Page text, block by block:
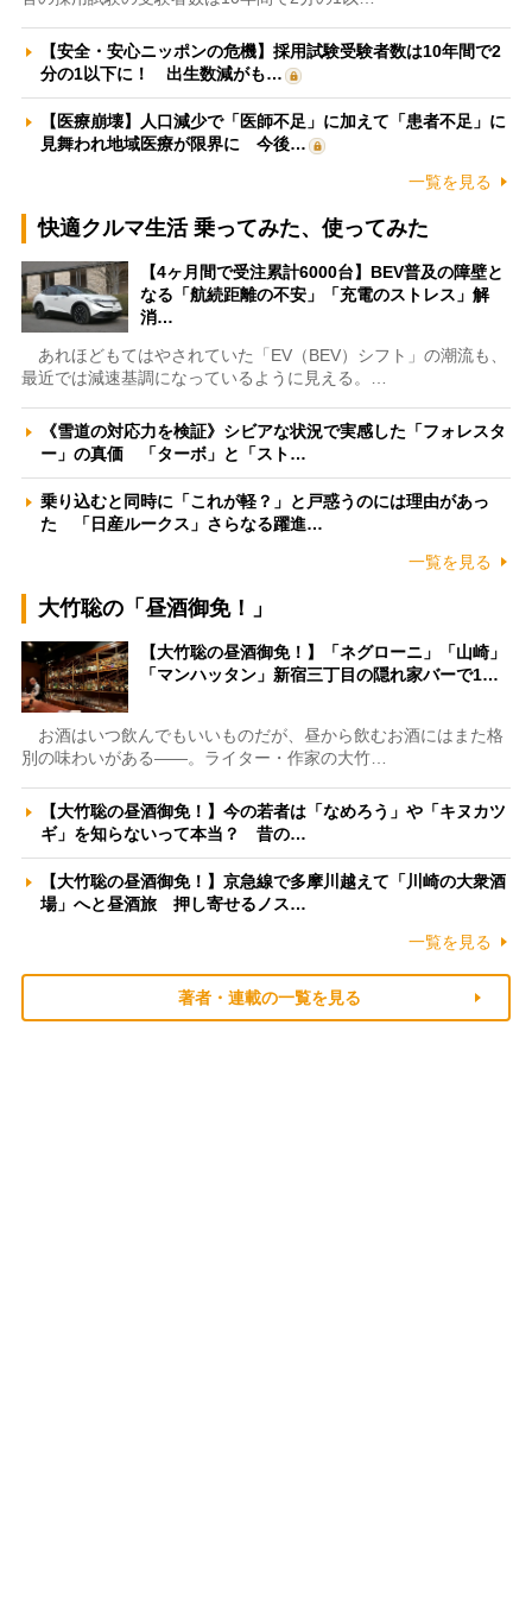
【安全・安心ニッポンの危機】採用試験受験者数は10年間で2
分の1以下に！ 出生数減がも…
【医療崩壊】人口減少で「医師不足」に加えて「患者不足」に
見舞われ地域医療が限界に 今後…
一覧を見る
快適クルマ生活 乗ってみた、使ってみた
【4ヶ月間で受注累計6000台】BEV普及の障壁と
なる「航続距離の不安」「充電のストレス」解
消…
あれほどもてはやされていた「EV（BEV）シフト」の潮流も、
最近では減速基調になっているように見える。…
《雪道の対応力を検証》シビアな状況で実感した「フォレスタ
ー」の真価 「ターボ」と「スト…
乗り込むと同時に「これが軽？」と戸惑うのには理由があっ
た 「日産ルークス」さらなる躍進…
一覧を見る
大竹聡の「昼酒御免！」
【大竹聡の昼酒御免！】「ネグローニ」「山崎」
「マンハッタン」新宿三丁目の隠れ家バーで1…
お酒はいつ飲んでもいいものだが、昼から飲むお酒にはまた格
別の味わいがある――。ライター・作家の大竹…
【大竹聡の昼酒御免！】今の若者は「なめろう」や「キヌカツ
ギ」を知らないって本当？ 昔の…
【大竹聡の昼酒御免！】京急線で多摩川越えて「川崎の大衆酒
場」へと昼酒旅 押し寄せるノス…
一覧を見る
著者・連載の一覧を見る